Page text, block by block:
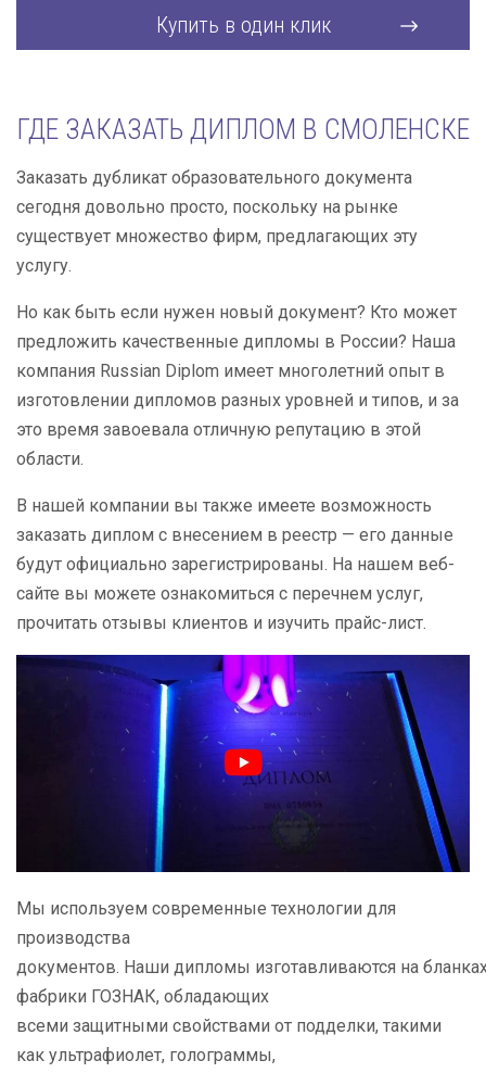
Купить в один клик
ГДЕ ЗАКАЗАТЬ ДИПЛОМ В СМОЛЕНСКЕ
Заказать дубликат образовательного документа
сегодня довольно просто, поскольку на рынке
существует множество фирм, предлагающих эту
услугу.
Но как быть если нужен новый документ? Кто может
предложить качественные дипломы в России? Наша
компания Russian Diplom имеет многолетний опыт в
изготовлении дипломов разных уровней и типов, и за
это время завоевала отличную репутацию в этой
области.
В нашей компании вы также имеете возможность
заказать диплом с внесением в реестр — его данные
будут официально зарегистрированы. На нашем веб-
сайте вы можете ознакомиться с перечнем услуг,
прочитать отзывы клиентов и изучить прайс-лист.
Мы используем современные технологии для
производства
документов. Наши дипломы изготавливаются на
фабрики ГОЗНАК, обладающих
всеми защитными свойствами от подделки, такими
как ультрафиолет, голограммы,